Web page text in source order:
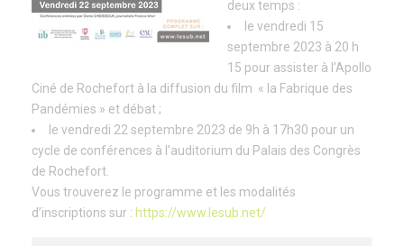
deux temps :
le vendredi 15
septembre 2023 à 20 h
15 pour assister à l’Apollo
Ciné de Rochefort à la diffusion du film « la Fabrique des
Pandémies » et débat ;
le vendredi 22 septembre 2023 de 9h à 17h30 pour un
cycle de conférences à l’auditorium du Palais des Congrès
de Rochefort.
Vous trouverez le programme et les modalités
d’inscriptions sur : https://www.lesub.net/